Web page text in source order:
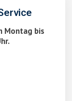
Montag bis